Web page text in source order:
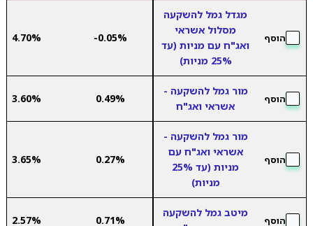
הוסף
מגדל גמל להשקעה
מסלול אשראי
ואג"ח עם מניות (עד
25% מניות)
-0.05%
4.70%
הוסף
מור גמל להשקעה -
אשראי ואג"ח
0.49%
3.60%
הוסף
מור גמל להשקעה -
אשראי ואג"ח עם
מניות (עד 25%
מניות)
0.27%
3.65%
הוסף
מיטב גמל להשקעה
0.71%
2.57%